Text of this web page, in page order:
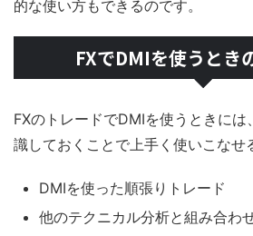
的な使い方もできるのです。
FXでDMIを使うとき
FXのトレードでDMIを使うときに
識しておくことで上手く使いこなせ
DMIを使った順張りトレード
他のテクニカル分析と組み合わ